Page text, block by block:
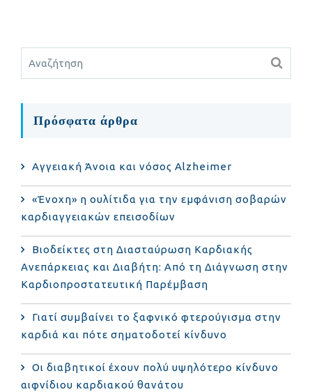
Πρόσφατα άρθρα
Αγγειακή Άνοια και νόσος Alzheimer
«Ένοχη» η ουλίτιδα για την εμφάνιση σοβαρών
καρδιαγγειακών επεισοδίων
Βιοδείκτες στη Διασταύρωση Καρδιακής
Ανεπάρκειας και Διαβήτη: Από τη Διάγνωση στην
Καρδιοπροστατευτική Παρέμβαση
Γιατί συμβαίνει το ξαφνικό φτερούγισμα στην
καρδιά και πότε σηματοδοτεί κίνδυνο
Οι διαβητικοί έχουν πολύ υψηλότερο κίνδυνο
αιφνίδιου καρδιακού θανάτου